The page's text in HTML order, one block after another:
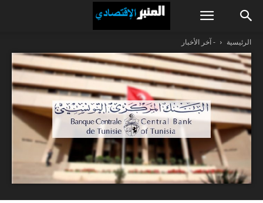
الرئيسية - آخر الأخبار